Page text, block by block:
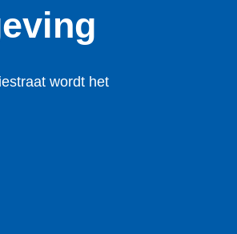
wordt het